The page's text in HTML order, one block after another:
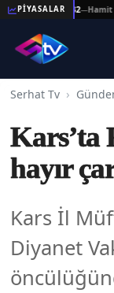
PİYASALAR
44.092,32—Hamit Altın
Serhat Tv
Kars’ta
hayır
Kars İl
Diyanet